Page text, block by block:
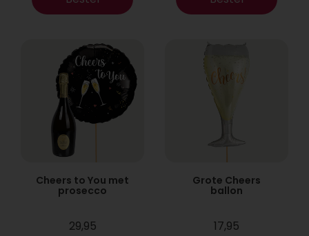
Cheers to You met
prosecco
29,95
Grote Cheers
ballon
17,95